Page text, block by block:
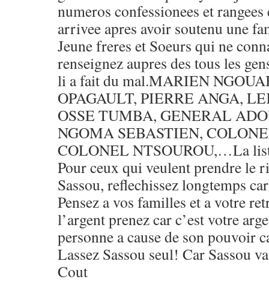
numeros confessionees et
arrivee apres avoir soutenu une
Jeune freres et Soeurs qui ne
renseignez aupres des tous les
li a fait du mal.MARIEN
OPAGAULT, PIERRE ANGA,
OSSE TUMBA, GENERAL
NGOMA SEBASTIEN,
COLONEL NTSOUROU,…La
Pour ceux qui veulent prendre le
Sassou, reflechissez longtemps
Pensez a vos familles et a votre
l’argent prenez car c’est votre
personne a cause de son pouvoir
Lassez Sassou seul! Car Sassou
Cout